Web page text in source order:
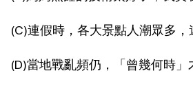
(C)連假時，各大景點人潮眾多，
(D)當地戰亂頻仍，「曾幾何時